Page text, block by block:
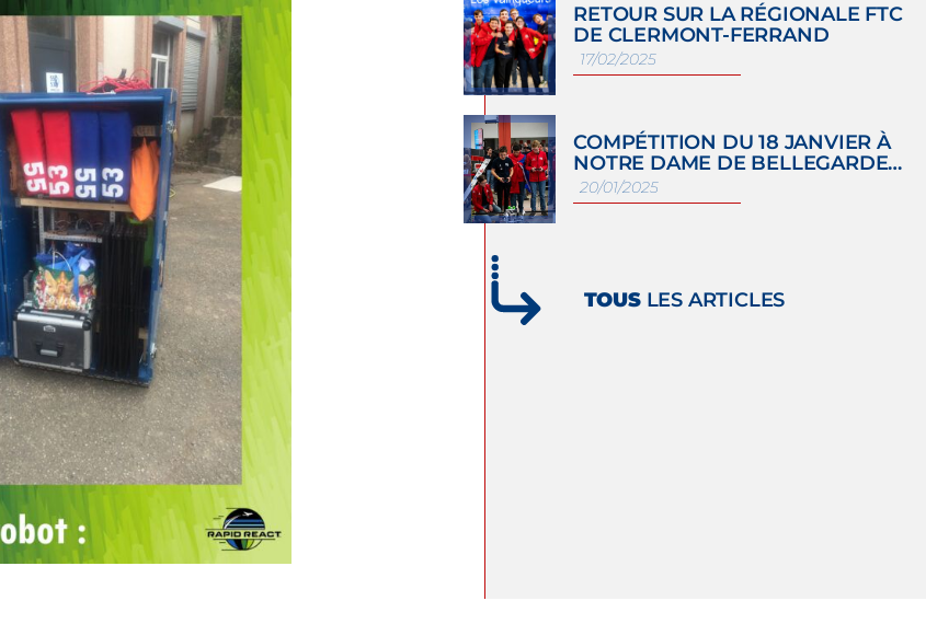
RETOUR SUR LA RÉGIONALE FTC
DE CLERMONT-FERRAND
17/02/2025
COMPÉTITION DU 18 JANVIER À
NOTRE DAME DE BELLEGARDE…
20/01/2025
TOUSLES ARTICLES